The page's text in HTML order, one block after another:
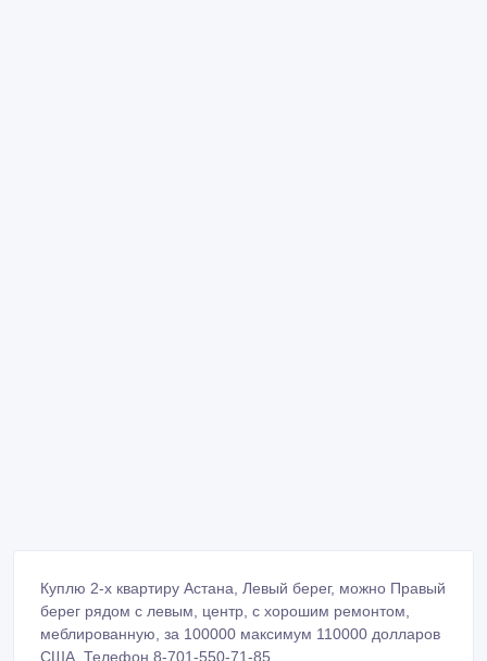
Куплю 2-х квартиру Астана, Левый берег, можно Правый
берег рядом с левым, центр, с хорошим ремонтом,
меблированную, за 100000 максимум 110000 долларов
США. Телефон 8-701-550-71-85.